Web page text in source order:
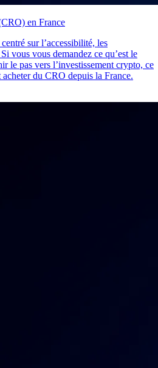
en France
sur l’accessibilité, les
vous vous demandez ce qu’est le
le pas vers l’investissement crypto, ce
du CRO depuis la France.